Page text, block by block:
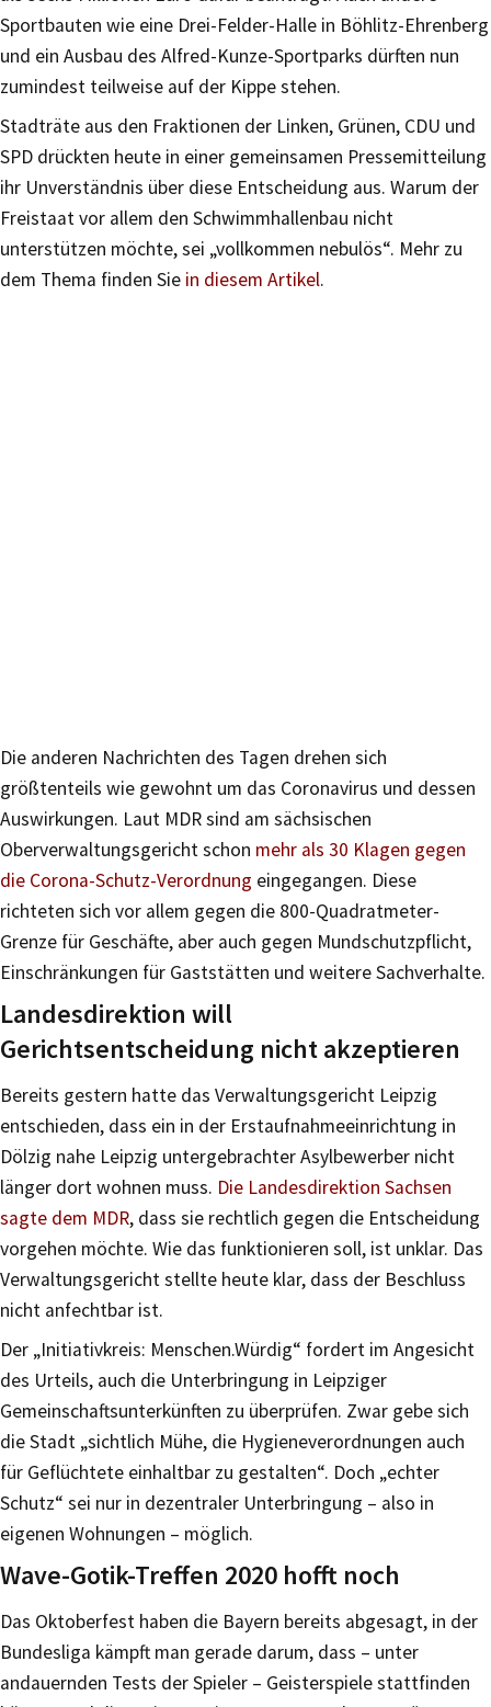
Sportbauten wie eine Drei-Felder-Halle in Böhlitz-Ehrenberg
und ein Ausbau des Alfred-Kunze-Sportparks dürften nun
zumindest teilweise auf der Kippe stehen.
Stadträte aus den Fraktionen der Linken, Grünen, CDU und
SPD drückten heute in einer gemeinsamen Pressemitteilung
ihr Unverständnis über diese Entscheidung aus. Warum der
Freistaat vor allem den Schwimmhallenbau nicht
unterstützen möchte, sei „vollkommen nebulös“. Mehr zu
dem Thema finden Sie in diesem Artikel.
Die anderen Nachrichten des Tagen drehen sich
größtenteils wie gewohnt um das Coronavirus und dessen
Auswirkungen. Laut MDR sind am sächsischen
Oberverwaltungsgericht schon mehr als 30 Klagen gegen
die Corona-Schutz-Verordnung eingegangen. Diese
richteten sich vor allem gegen die 800-Quadratmeter-
Grenze für Geschäfte, aber auch gegen Mundschutzpflicht,
Einschränkungen für Gaststätten und weitere Sachverhalte.
Landesdirektion will
Gerichtsentscheidung nicht akzeptieren
Bereits gestern hatte das Verwaltungsgericht Leipzig
entschieden, dass ein in der Erstaufnahmeeinrichtung in
Dölzig nahe Leipzig untergebrachter Asylbewerber nicht
länger dort wohnen muss. Die Landesdirektion Sachsen
sagte dem MDR, dass sie rechtlich gegen die Entscheidung
vorgehen möchte. Wie das funktionieren soll, ist unklar. Das
Verwaltungsgericht stellte heute klar, dass der Beschluss
nicht anfechtbar ist.
Der „Initiativkreis: Menschen.Würdig“ fordert im Angesicht
des Urteils, auch die Unterbringung in Leipziger
Gemeinschaftsunterkünften zu überprüfen. Zwar gebe sich
die Stadt „sichtlich Mühe, die Hygieneverordnungen auch
für Geflüchtete einhaltbar zu gestalten“. Doch „echter
Schutz“ sei nur in dezentraler Unterbringung – also in
eigenen Wohnungen – möglich.
Wave-Gotik-Treffen 2020 hofft noch
Das Oktoberfest haben die Bayern bereits abgesagt, in der
Bundesliga kämpft man gerade darum, dass – unter
andauernden Tests der Spieler – Geisterspiele stattfinden